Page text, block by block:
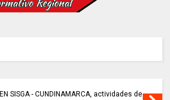
EN SISGA - CUNDINAMARCA, actividades de